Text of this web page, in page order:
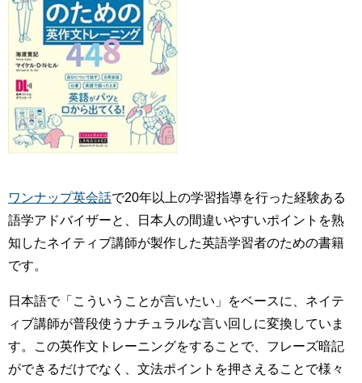
ワンナップ英会話で20年以上の学習指導を行った経験ある
語学アドバイザーと、日本人の間違いやすいポイントを熟
知したネイティブ講師が製作した英語学習者のための書籍
です。
日本語で「こういうことが言いたい」をベースに、ネイテ
ィブ講師が普段使うナチュラルな言い回しに変換していま
す。この英作文トレーニングをすることで、フレーズ暗記
ができるだけでなく、文法ポイントを押さえることで様々